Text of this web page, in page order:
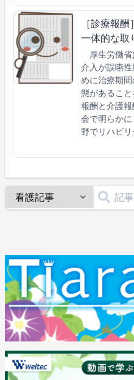
［診療報
一体的な
厚生労働省
介入が誤嚥
めに治療期
態があるこ
報酬と介護
会で明らか
野でリハビ